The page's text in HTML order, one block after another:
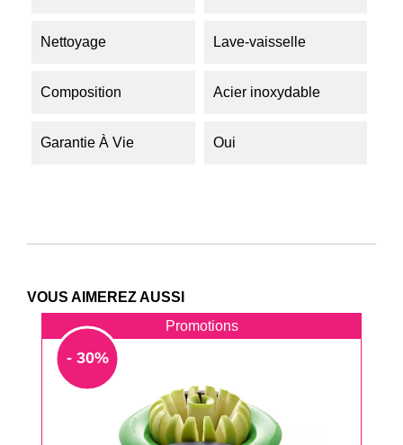
Nettoyage Lave-vaisselle
Composition Acier inoxydable
Garantie À Vie Oui
VOUS AIMEREZ AUSSI
Promotions
- 30%